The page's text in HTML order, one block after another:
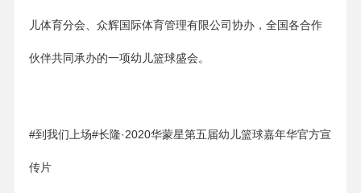
儿体育分会、众辉国际体育管理有限公司协办，全国各合作
伙伴共同承办的一项幼儿篮球盛会。
#到我们上场#长隆·2020华蒙星第五届幼儿篮球嘉年华官方宣
传片